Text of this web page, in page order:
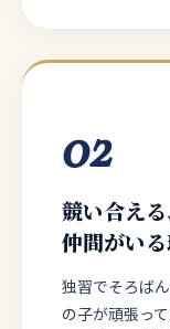
02
競い合える
仲間がいる
独習でそろば
の子が頑張っ